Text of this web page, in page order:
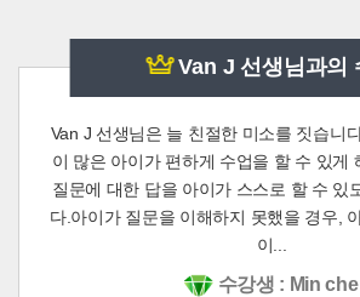
Van J 선생님과의
Van J 선생님은 늘 친절한 미소를 짓습니
이 많은 아이가 편하게 수업을 할 수 있게
질문에 대한 답을 아이가 스스로 할 수 있
다.아이가 질문을 이해하지 못했을 경우,
이...
수강생 : Min che